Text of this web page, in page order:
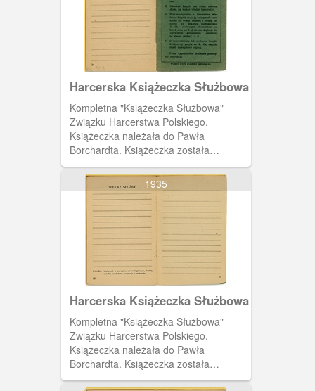
Harcerska Książeczka Służbowa
Kompletna "Książeczka Służbowa"
Związku Harcerstwa Polskiego.
Książeczka należała do Pawła
Borchardta. Książeczka została
wystawiona 19 czerwca 1937 roku
przez harcmistrza Alfa Liczmańskiego.
Na dwudziestej czwartej stronie miejsce
na wpisy dotyczące wykazu służby. Na
czwartej stronie okładki książeczki
instrukcja książeczki służbowej.
1935
Harcerska Książeczka Służbowa
Kompletna "Książeczka Służbowa"
Związku Harcerstwa Polskiego.
Książeczka należała do Pawła
Borchardta. Książeczka została
wystawiona 19 czerwca 1937 roku